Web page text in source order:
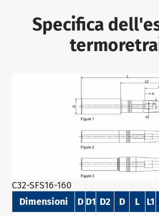
Specifica
C32-SFS16-160
Dimensioni
D D1 D2 D L L1